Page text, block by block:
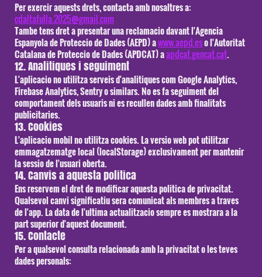
Per exercir aquests drets, contacta amb nosaltres a:
cdaltafulla.2025@gmail.com
Tambe tens dret a presentar una reclamacio davant l'Agencia
Espanyola de Proteccio de Dades (AEPD)awww.aepd.eso l'Autoritat
Catalana de Proteccio de Dades (APDCAT)aapdcat.gencat.cat.
12. Analitiques i seguiment
L'aplicaciono utilitza serveis d'analitiquescom Google Analytics,
Firebase Analytics, Sentry o similars. No es fa seguiment del
comportament dels usuaris ni es recullen dades amb finalitats
publicitaries.
13. Cookies
L'aplicacio mobil no utilitza cookies. La versio web pot utilitzar
emmagatzematge local (localStorage) exclusivament per mantenir
la sessio de l'usuari oberta.
14. Canvis a aquesta politica
Ens reservem el dret de modificar aquesta politica de privacitat.
Qualsevol canvi significatiu sera comunicat als membres a traves
de l'app. La data de l'ultima actualitzacio sempre es mostrara a la
part superior d'aquest document.
15. Contacte
Per a qualsevol consulta relacionada amb la privacitat o les teves
dades personals: